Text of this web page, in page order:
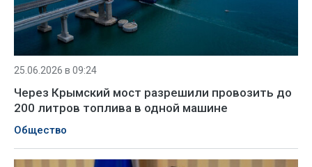
25.06.2026 в 09:24
Через Крымский мост разрешили провозить до
200 литров топлива в одной машине
Общество